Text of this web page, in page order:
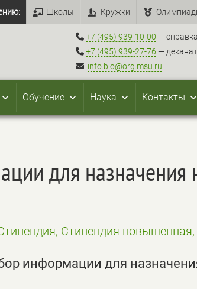
Школы Кружки
+7 (495) 939-10-00 —
+7 (495) 939-27-76 — деканат
info.bio@org.msu.ru
Обучение Наука Контакты
для
Стипендия повышенная,
информации для